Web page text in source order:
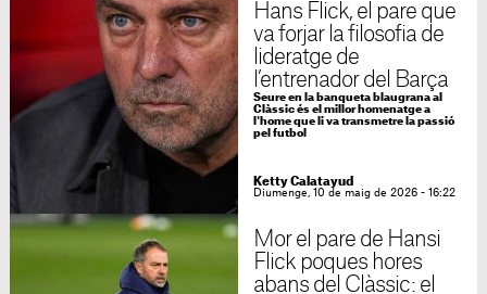
Hans Flick, el pare que
va forjar la filosofia de
lideratge de
l’entrenador del Barça
Seure en la banqueta blaugrana al
Clàssic és el millor homenatge a
l'home que li va transmetre la passió
pel futbol
Ketty Calatayud
Diumenge, 10 de maig de 2026 - 16:22
Mor el pare de Hansi
Flick poques hores
abans del Clàssic: el